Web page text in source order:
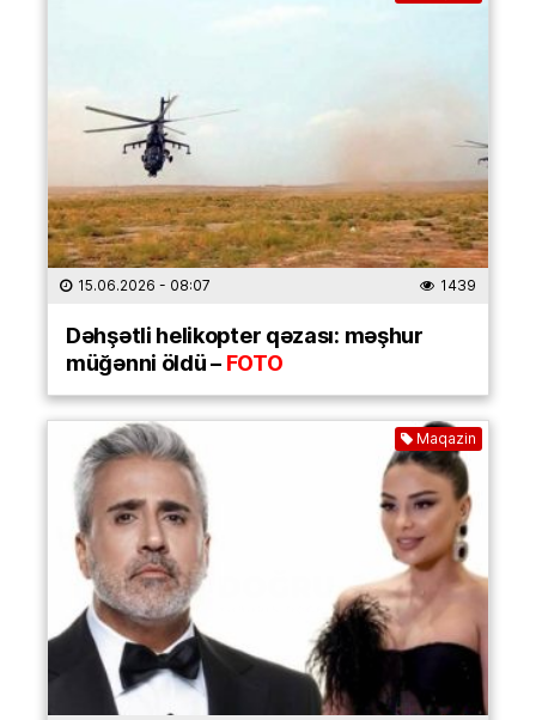
15.06.2026 - 08:07 1439
Dəhşətli helikopter qəzası: məşhur
müğənni öldü –FOTO
Maqazin